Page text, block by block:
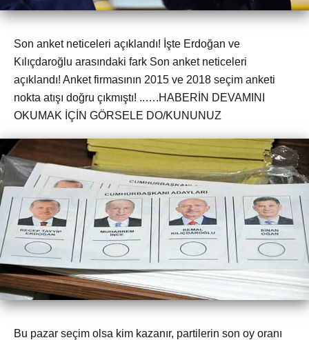
Son anket neticeleri açıklandı! İşte Erdoğan ve
Kılıçdaroğlu arasındaki fark Son anket neticeleri
açıklandı! Anket firmasının 2015 ve 2018 seçim anketi
nokta atışı doğru çıkmıştı! ..….HABERİN DEVAMINI
OKUMAK İÇİN GÖRSELE DO/KUNUNUZ
Bu pazar seçim olsa kim kazanır, partilerin son oy oranı